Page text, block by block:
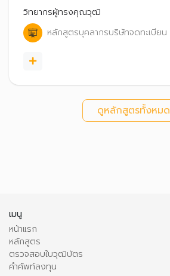
วิทยากรผู้ทรงคุณวุฒิ
หลักสูตรบุคลากรบริษัทจดทะเบียน
ดูหลักสูตรทั้งหมด
เมนู
หน้าแรก
หลักสูตร
ตรวจสอบใบวุฒิบัตร
คำศัพท์ลงทุน